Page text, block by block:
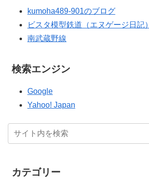
kumoha489-901のブログ
ビスタ模型鉄道（エヌゲージ日記）
南武蔵野線
検索エンジン
Google
Yahoo! Japan
カテゴリー